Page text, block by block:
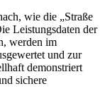
wie die „Straße
Leistungsdaten der
werden im
und zur
demonstriert
sichere